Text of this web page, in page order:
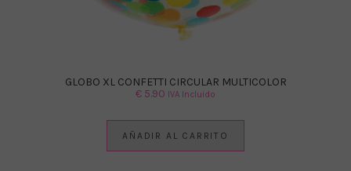
GLOBO XL CONFETTI CIRCULAR MULTICOLOR
€ 5.90 IVA Incluido
AÑADIR AL CARRITO